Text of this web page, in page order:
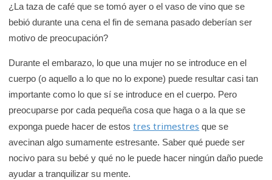
l
a
b
i
b
l
i
o
t
e
c
¿La taza de café que se tomó ayer o el vaso de vino que se
bebió durante una cena el fin de semana pasado deberían ser
motivo de preocupación?
Durante el embarazo, lo que una mujer no se introduce en el
cuerpo (o aquello a lo que no lo expone) puede resultar casi tan
importante como lo que sí se introduce en el cuerpo. Pero
preocuparse por cada pequeña cosa que haga o a la que se
exponga puede hacer de estostres trimestres que se
avecinan algo sumamente estresante. Saber qué puede ser
nocivo para su bebé y qué no le puede hacer ningún daño puede
ayudar a tranquilizar su mente.